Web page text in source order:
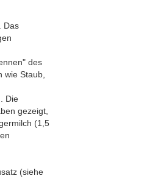
Das
des
wie Staub,
Die
gezeigt,
(1,5
(siehe